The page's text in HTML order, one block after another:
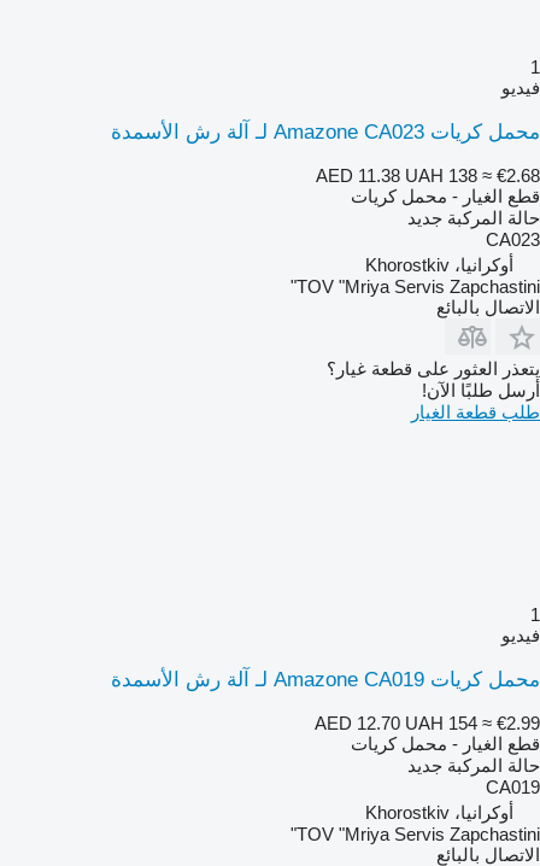
1
فيديو
محمل كريات Amazone CA023 لـ آلة رش الأسمدة
AED 11.38 UAH 138 ≈ €2.68
قطع الغيار - محمل كريات
حالة المركبة جديد
CA023
أوكرانيا، Khorostkiv
TOV "Mriya Servis Zapchastini"
الاتصال بالبائع
يتعذر العثور على قطعة غيار؟
أرسل طلبًا الآن!
طلب قطعة الغيار
1
فيديو
محمل كريات Amazone CA019 لـ آلة رش الأسمدة
AED 12.70 UAH 154 ≈ €2.99
قطع الغيار - محمل كريات
حالة المركبة جديد
CA019
أوكرانيا، Khorostkiv
TOV "Mriya Servis Zapchastini"
الاتصال بالبائع